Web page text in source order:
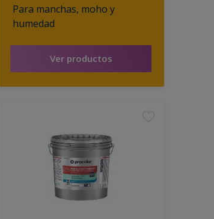
Para manchas, moho y
humedad
Ver productos